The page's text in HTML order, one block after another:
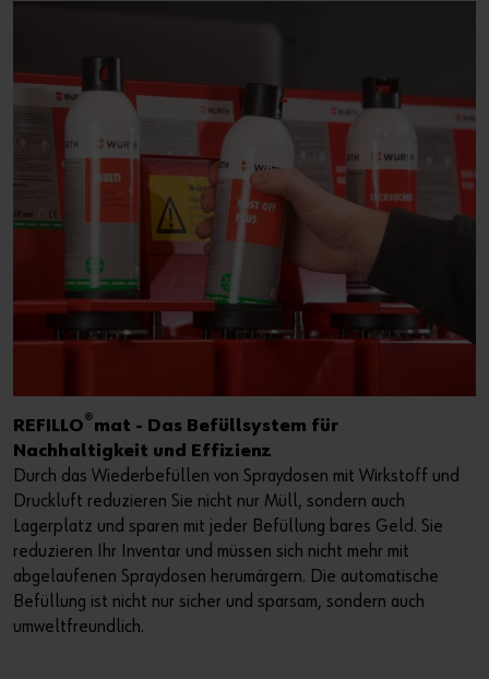
REFILLO®mat - Das Befüllsystem für
Nachhaltigkeit und Effizienz
Durch das Wiederbefüllen von Spraydosen mit Wirkstoff und
Druckluft reduzieren Sie nicht nur Müll, sondern auch
Lagerplatz und sparen mit jeder Befüllung bares Geld. Sie
reduzieren Ihr Inventar und müssen sich nicht mehr mit
abgelaufenen Spraydosen herumärgern. Die automatische
Befüllung ist nicht nur sicher und sparsam, sondern auch
umweltfreundlich.